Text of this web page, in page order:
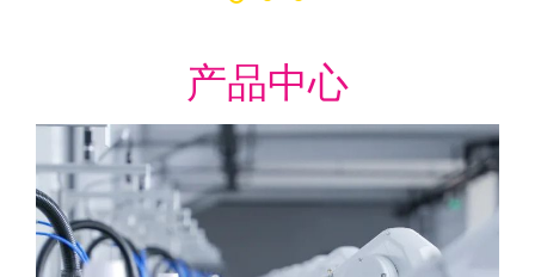
产品中心